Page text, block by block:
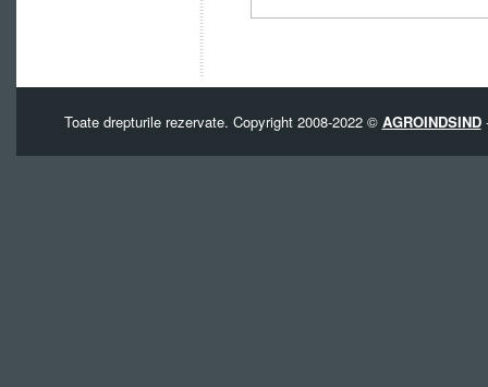
Toate drepturile rezervate. Copyright 2008-2022 © AGROINDSIND